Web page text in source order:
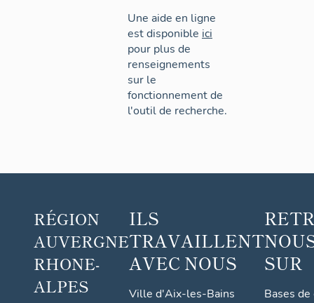
Une aide en ligne
est disponible ici
pour plus de
renseignements
sur le
fonctionnement de
l'outil de recherche.
RÉGION
AUVERGNE
RHONE-
ALPES
ILS
TRAVAILLENT
AVEC NOUS
Ville d'Aix-les-Bains
SUR
Bases